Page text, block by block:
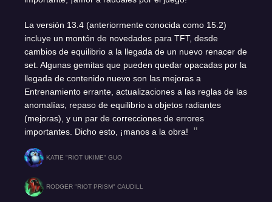
La versión 13.4 (anteriormente conocida como 15.2)
incluye un montón de novedades para TFT, desde
cambios de equilibrio a la llegada de un nuevo renacer de
set. Algunas gemitas que pueden quedar opacadas por la
llegada de contenido nuevo son las mejoras a
Entrenamiento errante, actualizaciones a las reglas de las
anomalías, repaso de equilibrio a objetos radiantes
(mejoras), y un par de correcciones de errores
importantes. Dicho esto, ¡manos a la obra!
KATIE "RIOT UKIME" GUO
RODGER "RIOT PRISM" CAUDILL